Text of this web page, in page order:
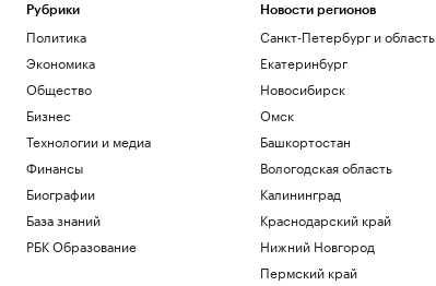
Общество
NASA продлило работу «Вояджера-2»
Общество
Axios рассказал, как Трамп оказался в
ловушке из-за войны и памятников
Политика
✍🏻 Насколько ваш авторитет зависит от
атрибутов престижа? Проверьте себя
FT узнала об «убежище от
апокалипсиса» в Аргентине для IT-
Рубрики
Политика
Экономика
Общество
Бизнес
Технологии и медиа
Финансы
Биографии
База знаний
РБК Образование
Новости регионов
Санкт-Петербург и область
Екатеринбург
Новосибирск
Омск
Башкортостан
Вологодская область
Калининград
Краснодарский край
Нижний Новгород
Пермский край